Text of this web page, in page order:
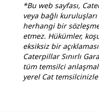
*Bu web sayfası,
veya bağlı
herhangi bir
etmez. Hükümler,
eksiksiz bir
Caterpillar Sınırlı
tüm temsilci
yerel Cat